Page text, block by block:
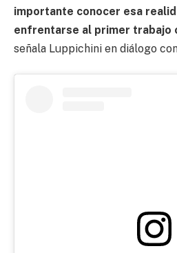
importante conocer esa
enfrentarse al primer trabajo
señala Luppichini en diálogo